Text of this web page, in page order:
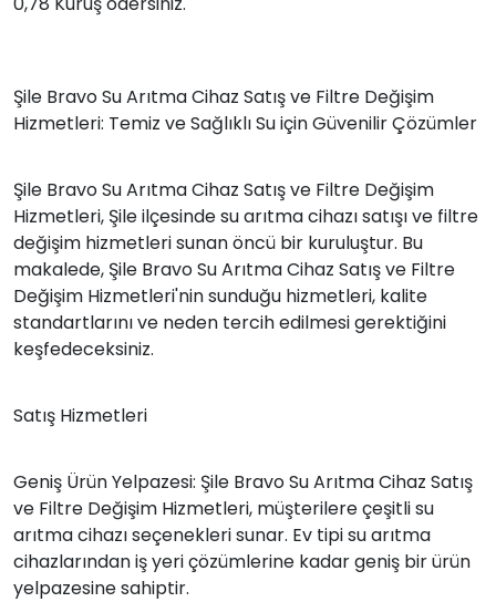
Şile Bravo Su Arıtma Cihaz Satış ve Filtre Değişim
Hizmetleri: Temiz ve Sağlıklı Su için Güvenilir Çözümler
Şile Bravo Su Arıtma Cihaz Satış ve Filtre Değişim
Hizmetleri, Şile ilçesinde su arıtma cihazı satışı ve filtre
değişim hizmetleri sunan öncü bir kuruluştur. Bu
makalede, Şile Bravo Su Arıtma Cihaz Satış ve Filtre
Değişim Hizmetleri'nin sunduğu hizmetleri, kalite
standartlarını ve neden tercih edilmesi gerektiğini
keşfedeceksiniz.
Satış Hizmetleri
Geniş Ürün Yelpazesi: Şile Bravo Su Arıtma Cihaz Satış
ve Filtre Değişim Hizmetleri, müşterilere çeşitli su
arıtma cihazı seçenekleri sunar. Ev tipi su arıtma
cihazlarından iş yeri çözümlerine kadar geniş bir ürün
yelpazesine sahiptir.